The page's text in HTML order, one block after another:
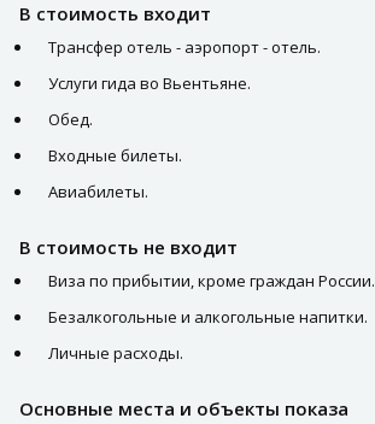
В стоимость входит
Трансфер отель - аэропорт - отель.
Услуги гида во Вьентьяне.
Обед.
Входные билеты.
Авиабилеты.
В стоимость не входит
Виза по прибытии, кроме граждан России.
Безалкогольные и алкогольные напитки.
Личные расходы.
Основные места и объекты показа